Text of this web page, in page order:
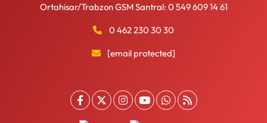
Ortahisar/Trabzon GSM Santral: 0 549 609 14 61
0 462 230 30 30
[email protected]